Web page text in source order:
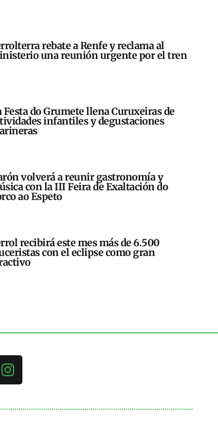
rebate a Renfe y reclama al
una reunión urgente por el tren
Festa do Grumete llena Curuxeiras de
infantiles y degustaciones
volverá a reunir gastronomía y
con la III Feira de Exaltación do
ao Espeto
recibirá este mes más de 6.500
con el eclipse como gran